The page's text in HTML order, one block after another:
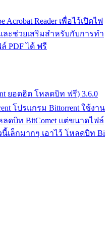
Reader เพื่อไว้เปิดไฟ
ละช่วยเสริมสำหรับกับการทำ
PDF ได้ ฟรี
ยอดฮิต โหลดบิท ฟรี) 3.6.0
โปรแกรม Bittorrent ใช้งาน
ดบิท BitComet แต่ขนาดไฟล์
เล็กมากๆ เอาไว้ โหลดบิท Bi